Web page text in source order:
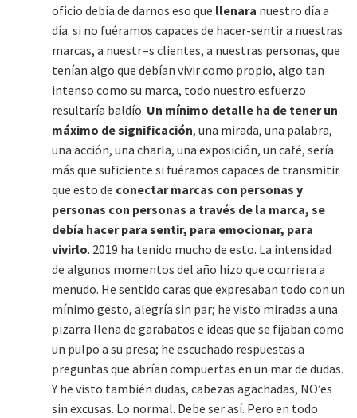
oficio debía de darnos eso que llenara nuestro día a
día: si no fuéramos capaces de hacer-sentir a nuestras
marcas, a nuestr=s clientes, a nuestras personas, que
tenían algo que debían vivir como propio, algo tan
intenso como su marca, todo nuestro esfuerzo
resultaría baldío. Un mínimo detalle ha de tener un
máximo de significación, una mirada, una palabra,
una acción, una charla, una exposición, un café, sería
más que suficiente si fuéramos capaces de transmitir
que esto de conectar marcas con personas y
personas con personas a través de la marca, se
debía hacer para sentir, para emocionar, para
vivirlo. 2019 ha tenido mucho de esto. La intensidad
de algunos momentos del año hizo que ocurriera a
menudo. He sentido caras que expresaban todo con un
mínimo gesto, alegría sin par; he visto miradas a una
pizarra llena de garabatos e ideas que se fijaban como
un pulpo a su presa; he escuchado respuestas a
preguntas que abrían compuertas en un mar de dudas.
Y he visto también dudas, cabezas agachadas, NO’es
sin excusas. Lo normal. Debe ser así. Pero en todo